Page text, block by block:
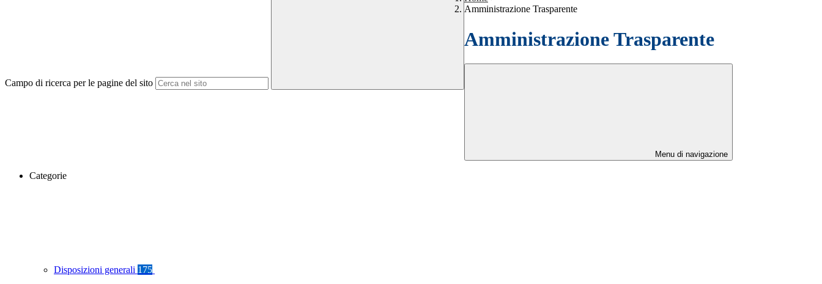
Campo di ricerca per le pagine del sito
Amministrazione Trasparente
Amministrazione Trasparente
Menu di navigazione
Categorie
Disposizioni generali 175